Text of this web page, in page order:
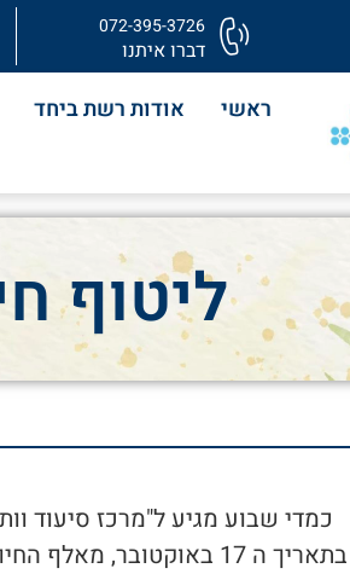
072-395-3726
דברו איתנו
ראשי אודות רשת ביחד
ליטוף
כמדי שבוע מגיע ל"מרכז סיעוד
בתאריך ה 17